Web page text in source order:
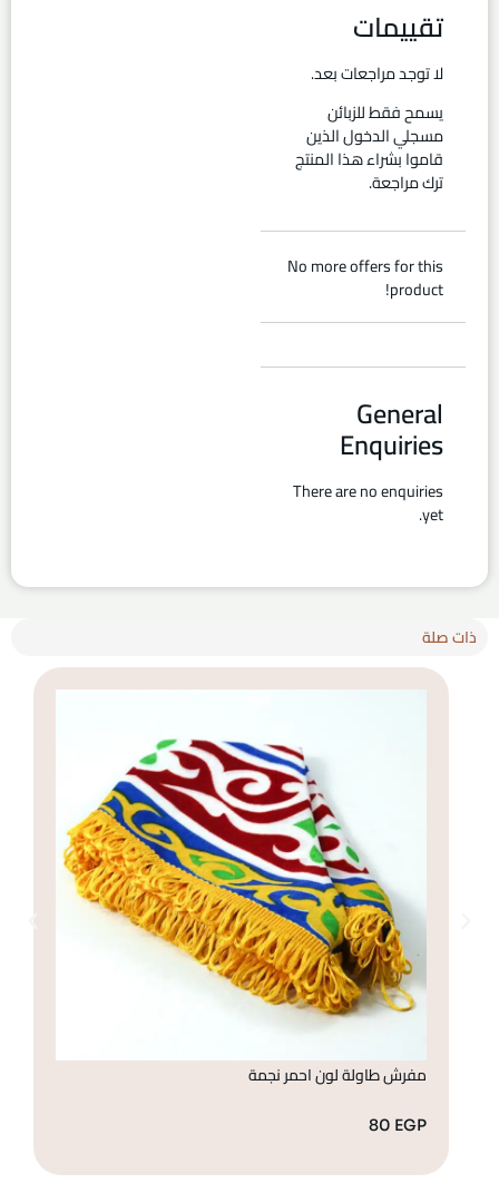
تقييمات
لا توجد مراجعات بعد.
يسمح فقط للزبائن
مسجلي الدخول الذين
قاموا بشراء هذا المنتج
ترك مراجعة.
No more offers for this
product!
General
Enquiries
There are no enquiries
yet.
ذات صلة
مفرش طاولة لون احمر نجمة
80 EGP